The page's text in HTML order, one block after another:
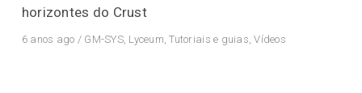
horizontes do Crust
6 anos ago / GM-SYS, Lyceum,Tutoriais e guias,Vídeos